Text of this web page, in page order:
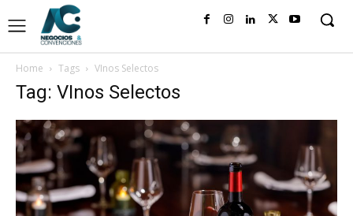
Home Tags VInos Selectos
Tag: VInos Selectos